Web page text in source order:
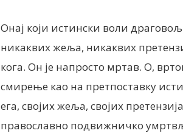
Онај који истински воли
никаквих жеља, никаквих
кога. Он је напросто мртав. О,
смирење као на претпоставку
ега, својих жеља, својих
православно подвижничко